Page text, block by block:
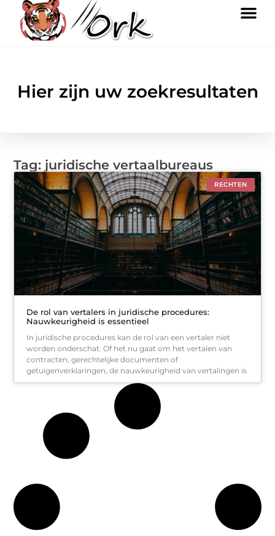
Hier zijn uw zoekresultaten
Tag: juridische vertaalbureaus
RECHTEN
De rol van vertalers in juridische procedures:
Nauwkeurigheid is essentieel
In juridische procedures kan de rol van een vertaler niet
worden onderschat. Of het nu gaat om het vertalen van
contracten, gerechtelijke documenten of
getuigenverklaringen, de nauwkeurigheid van vertalingen is